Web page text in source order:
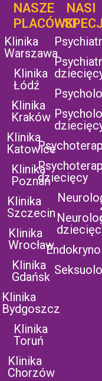
NASZE
PLACÓWKI
Klinika
Warszawa
Klinika
Łódź
Klinika
Kraków
Klinika
Katowice
Klinika
Poznań
Klinika
Szczecin
Klinika
Wrocław
Klinika
Gdańsk
Klinika
Bydgoszcz
Klinika
Toruń
Klinika
Chorzów
NASI
dziecięcy